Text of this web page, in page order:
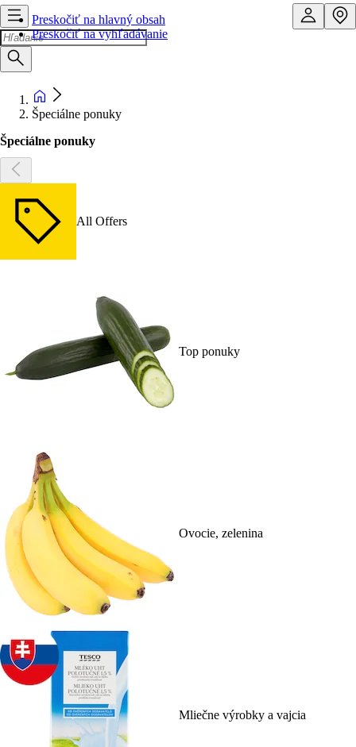
Preskočiť na hlavný obsah
Preskočiť na vyhľadávanie
Špeciálne ponuky
Špeciálne ponuky
All Offers
Top ponuky
Ovocie, zelenina
Mliečne výrobky a vajcia